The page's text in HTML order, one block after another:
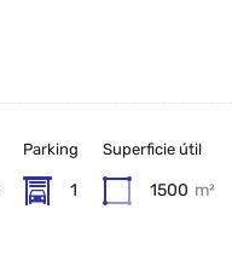
Parking
1
Superficie útil
1500 m²